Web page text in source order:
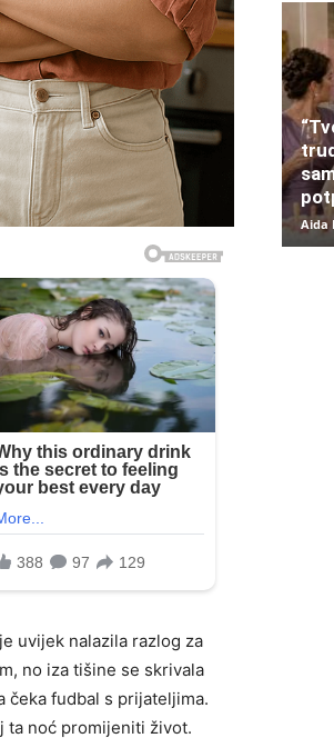
uvijek nalazila razlog za
no iza tišine se skrivala
čeka fudbal s prijateljima.
ta noć promijeniti život.
Aida